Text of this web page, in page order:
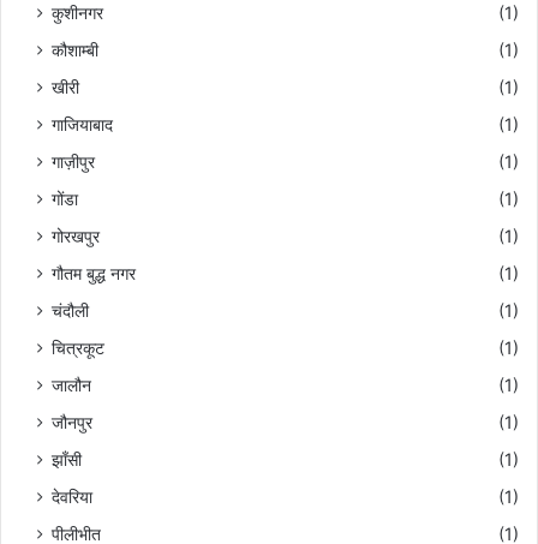
कुशीनगर
(1)
कौशाम्बी
(1)
खीरी
(1)
गाजियाबाद
(1)
गाज़ीपुर
(1)
गोंडा
(1)
गोरखपुर
(1)
गौतम बुद्ध नगर
(1)
चंदौली
(1)
चित्रकूट
(1)
जालौन
(1)
जौनपुर
(1)
झाँसी
(1)
देवरिया
(1)
पीलीभीत
(1)